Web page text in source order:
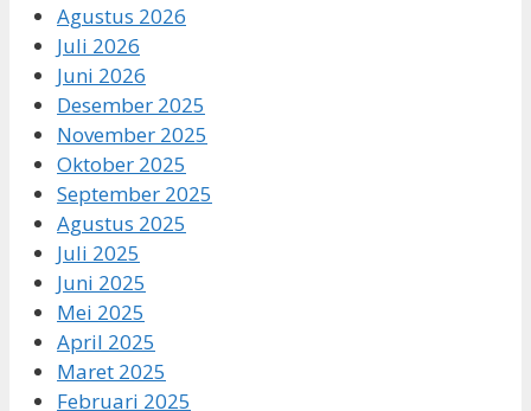
Agustus 2026
Juli 2026
Juni 2026
Desember 2025
November 2025
Oktober 2025
September 2025
Agustus 2025
Juli 2025
Juni 2025
Mei 2025
April 2025
Maret 2025
Februari 2025